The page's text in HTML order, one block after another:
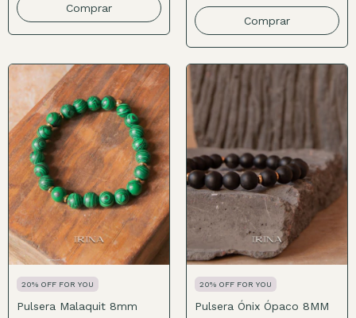
Comprar
Comprar
20% OFF FOR YOU
Pulsera Malaquit 8mm
20% OFF FOR YOU
Pulsera Ónix Ópaco 8MM